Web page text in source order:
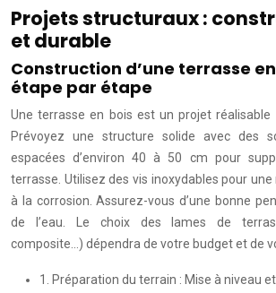
Projets structuraux :
et durable
Construction d’une terrasse
étape par étape
Une terrasse en bois est un projet réalisable
Prévoyez une structure solide avec des
espacées d’environ 40 à 50 cm pour
terrasse. Utilisez des vis inoxydables pour
à la corrosion. Assurez-vous d’une bonne
de l’eau. Le choix des lames de
composite…) dépendra de votre budget et de
1. Préparation du terrain : Mise à niveau